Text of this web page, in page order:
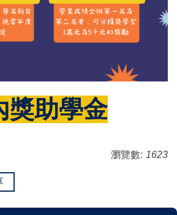
獎助學金
瀏覽數: 1623